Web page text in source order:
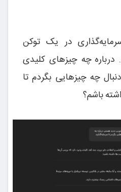
در یک توکن
چه چیزهای کلیدی
چه چیزهایی بگردم تا
باشم؟